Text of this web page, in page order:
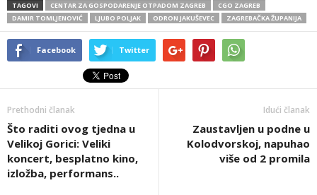
TAGOVI CENTAR ZA GOSPODARENJE OTPADOM ZAGREB
CGO ZAGREB
DAMIR TOMLJENOVIĆ
LJUBO POLJAK ODRON JAKUŠEVEC ZAGREBAČKA ŽUPANIJA
Facebook Twitter
Prethodni članak
Što raditi ovog tjedna u
Velikoj Gorici: Veliki
koncert, besplatno kino,
izložba, performans..
Idući članak
Zaustavljen u podne u
Kolodvorskoj, napuhao
više od 2 promila